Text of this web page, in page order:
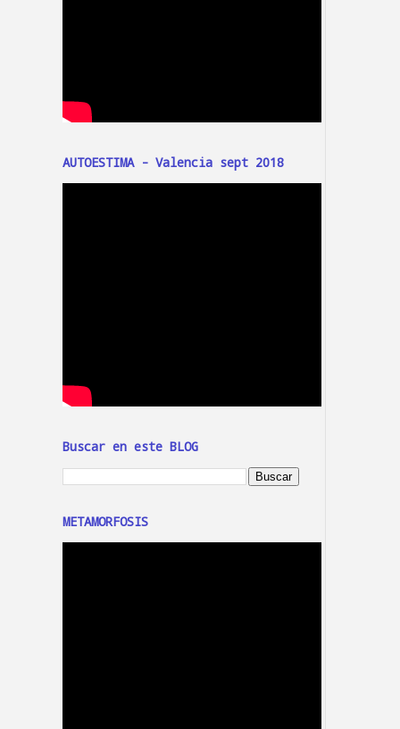
AUTOESTIMA - Valencia sept 2018
Buscar en este BLOG
METAMORFOSIS